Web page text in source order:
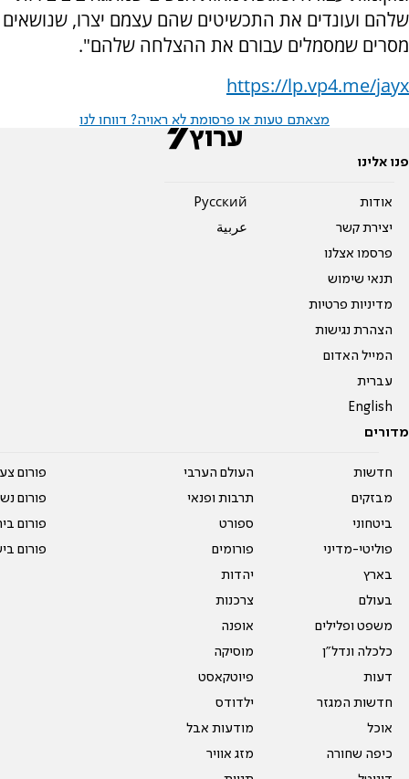
שלהם ועונדים את התכשיטים שהם עצמם יצרו, שנושאים
מסרים שמסמלים עבורם את ההצלחה שלהם".
https://lp.vp4.me/jayx
מצאתם טעות או פרסומת לא ראויה? דווחו לנו
פנו אלינו
אודות
יצירת קשר
פרסמו אצלנו
תנאי שימוש
מדיניות פרטיות
הצהרת נגישות
המייל האדום
עברית
English
Pусский
عربية
מדורים
חדשות
מבזקים
ביטחוני
פוליטי-מדיני
בארץ
בעולם
משפט ופלילים
כלכלה ונדל"ן
דעות
חדשות המגזר
אוכל
כיפה שחורה
העולם הערבי
תרבות ופנאי
ספורט
פורומים
יהדות
צרכנות
אופנה
מוסיקה
פיוטקאסט
ילדודס
מודעות אבל
מזג אוויר
פורום
פורום
פורום
פורום